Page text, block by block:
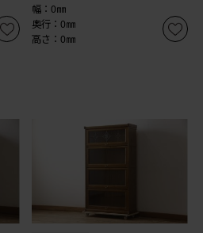
幅：0㎜
奥行：0㎜
高さ：0㎜